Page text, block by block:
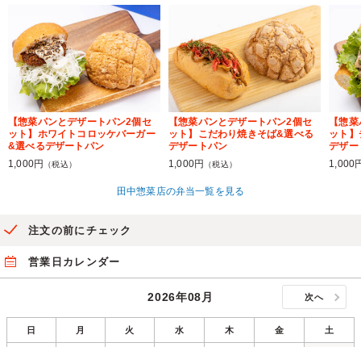
【惣菜パンとデザートパン2個セ
ット】ホワイトコロッケバーガー
&選べるデザートパン
1,000円
（税込）
【惣菜パンとデザートパン2個セ
ット】こだわり焼きそば&選べる
デザートパン
1,000円
（税込）
【惣
ット
デザー
1,000
田中惣菜店の弁当一覧を見る
注文の前にチェック
営業日カレンダー
2026年08月 次へ
日 月 火 水 木 金 土